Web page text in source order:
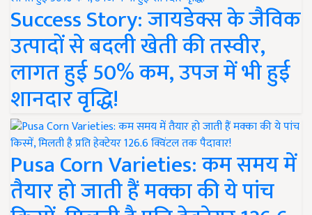
Success Story: जायडेक्स के जैविक
उत्पादों से बदली खेती की तस्वीर,
लागत हुई 50% कम, उपज में भी हुई
शानदार वृद्धि!
Pusa Corn Varieties: कम समय में
तैयार हो जाती हैं मक्का की ये पांच